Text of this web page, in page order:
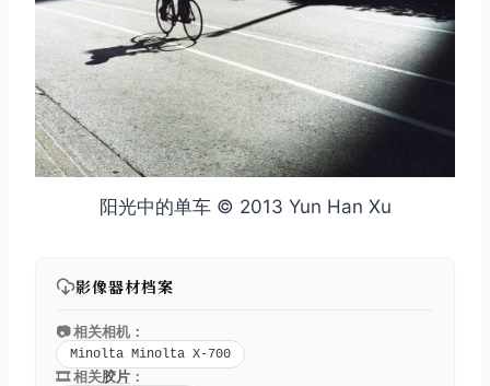
阳光中的单车 © 2013 Yun Han Xu
影像器材档案
📷 相关相机：
Minolta Minolta X-700
🎞️ 相关胶片 ：